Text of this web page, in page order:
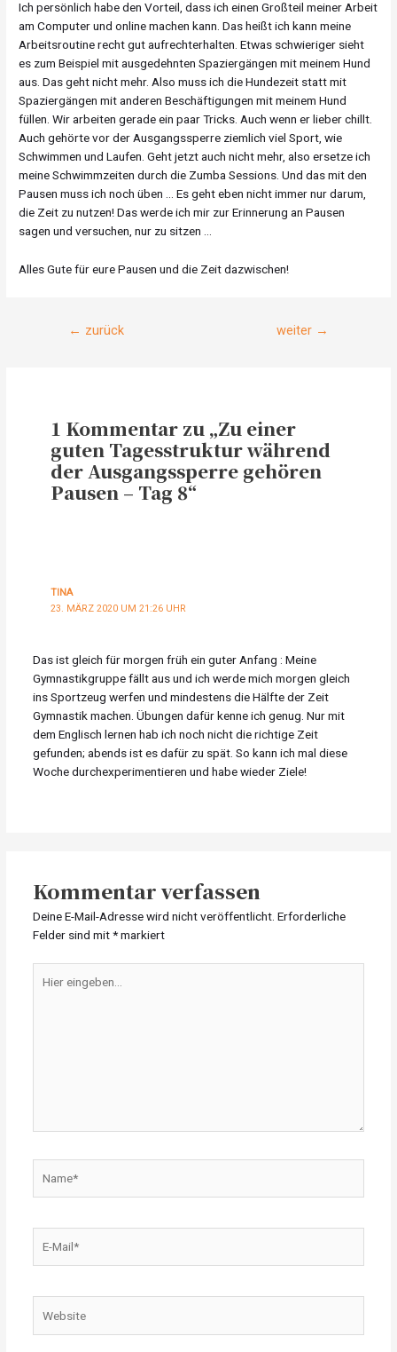
Ich persönlich habe den Vorteil, dass ich einen Großteil meiner Arbeit
am Computer und online machen kann. Das heißt ich kann meine
Arbeitsroutine recht gut aufrechterhalten. Etwas schwieriger sieht
es zum Beispiel mit ausgedehnten Spaziergängen mit meinem Hund
aus. Das geht nicht mehr. Also muss ich die Hundezeit statt mit
Spaziergängen mit anderen Beschäftigungen mit meinem Hund
füllen. Wir arbeiten gerade ein paar Tricks. Auch wenn er lieber chillt.
Auch gehörte vor der Ausgangssperre ziemlich viel Sport, wie
Schwimmen und Laufen. Geht jetzt auch nicht mehr, also ersetze ich
meine Schwimmzeiten durch die Zumba Sessions. Und das mit den
Pausen muss ich noch üben … Es geht eben nicht immer nur darum,
die Zeit zu nutzen! Das werde ich mir zur Erinnerung an Pausen
sagen und versuchen, nur zu sitzen …
Alles Gute für eure Pausen und die Zeit dazwischen!
Beitragsnavigation
← zurück weiter →
1 Kommentar zu „Zu einer
guten Tagesstruktur während
der Ausgangssperre gehören
Pausen – Tag 8“
TINA
23. MÄRZ 2020 UM 21:26 UHR
Das ist gleich für morgen früh ein guter Anfang : Meine
Gymnastikgruppe fällt aus und ich werde mich morgen gleich
ins Sportzeug werfen und mindestens die Hälfte der Zeit
Gymnastik machen. Übungen dafür kenne ich genug. Nur mit
dem Englisch lernen hab ich noch nicht die richtige Zeit
gefunden; abends ist es dafür zu spät. So kann ich mal diese
Woche durchexperimentieren und habe wieder Ziele!
Kommentar verfassen
Deine E-Mail-Adresse wird nicht veröffentlicht. Erforderliche
Felder sind mit*markiert
eingeben…
Mail*